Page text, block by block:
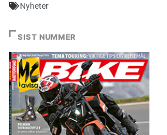
Nyheter
SIST NUMMER